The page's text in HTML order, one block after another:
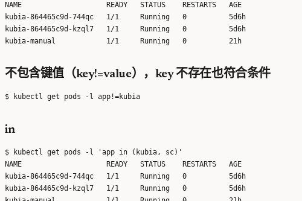
NAME                    READY   STATUS    RESTARTS   AGE
kubia-864465c9d-744qc   1/1     Running   0          5d6h
kubia-864465c9d-kzql7   1/1     Running   0          5d6h
不包含键值（key!=value），key 不存在也符合条件
in
$ kubectl get pods -l 'app in (kubia, sc)'
NAME                    READY   STATUS    RESTARTS   AGE
kubia-864465c9d-744qc   1/1     Running   0          5d6h
kubia-864465c9d-kzql7   1/1     Running   0          5d6h